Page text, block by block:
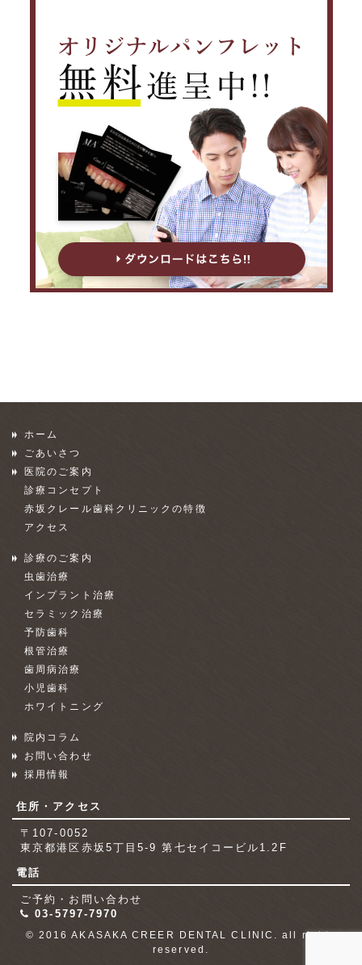
ホーム
ごあいさつ
医院のご案内
診療コンセプト
赤坂クレール歯科クリニックの特徴
アクセス
診療のご案内
虫歯治療
インプラント治療
セラミック治療
予防歯科
根管治療
歯周病治療
小児歯科
ホワイトニング
院内コラム
お問い合わせ
採用情報
住所・アクセス
〒107-0052
東京都港区赤坂5丁目5-9 第七セイコービル1.2F
電話
ご予約・お問い合わせ
03-5797-7970
© 2016 AKASAKA CREER DENTAL CLINIC. all rights
reserved.